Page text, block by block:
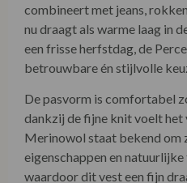
combineert met jeans,
nu draagt als warme laag in
een frisse herfstdag, de
betrouwbare én stijlvolle
De pasvorm is comfortabel
dankzij de fijne knit voelt het
Merinowol staat bekend om
eigenschappen en
waardoor dit vest een fijn